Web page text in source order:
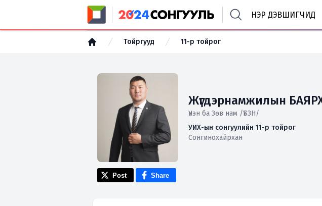
НЭР ДЭВШИГЧИД
Тойргууд 11-р тойрог
Жүгдэрнамжилын
Үнэн ба Зөв нам /ҮБЗН/
УИХ-ын сонгуулийн 11-р тойрог
Сонгинохайрхан
Post Share